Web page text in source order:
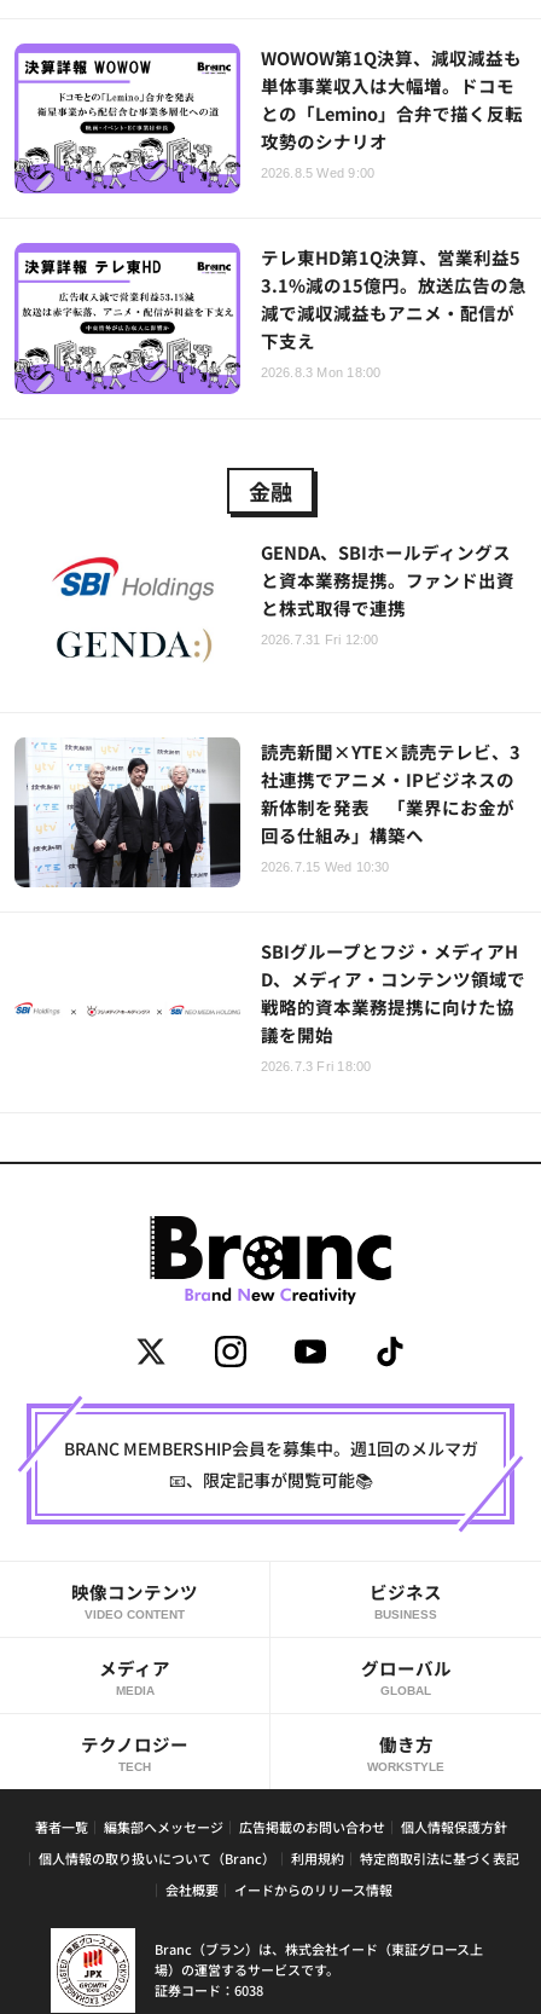
WOWOW第1Q決算、減収減益も
単体事業収入は大幅増。ドコモ
との「Lemino」合弁で描く反転
攻勢のシナリオ
2026.8.5 Wed 9:00
テレ東HD第1Q決算、営業利益5
3.1%減の15億円。放送広告の急
減で減収減益もアニメ・配信が
下支え
2026.8.3 Mon 18:00
金融
GENDA、SBIホールディングス
と資本業務提携。ファンド出資
と株式取得で連携
2026.7.31 Fri 12:00
読売新聞×YTE×読売テレビ、3
社連携でアニメ・IPビジネスの
新体制を発表 「業界にお金が
回る仕組み」構築へ
2026.7.15 Wed 10:30
SBIグループとフジ・メディアH
D、メディア・コンテンツ領域で
戦略的資本業務提携に向けた協
議を開始
2026.7.3 Fri 18:00
BRANC MEMBERSHIP会員を募集中。週1回のメルマガ
📧、限定記事が閲覧可能📚
映像コンテンツ
VIDEO CONTENT
ビジネス
BUSINESS
メディア
MEDIA
グローバル
GLOBAL
テクノロジー
TECH
働き方
WORKSTYLE
著者一覧 編集部へメッセージ 広告掲載のお問い合わせ
個人情報保護方針
個人情報の取り扱いについて（Branc）
利用規約
特定商取引法に基づく表記
会社概要
イードからのリリース情報
Branc（ブラン）は、株式会社イード（東証グロース上
場）の運営するサービスです。
証券コード：6038